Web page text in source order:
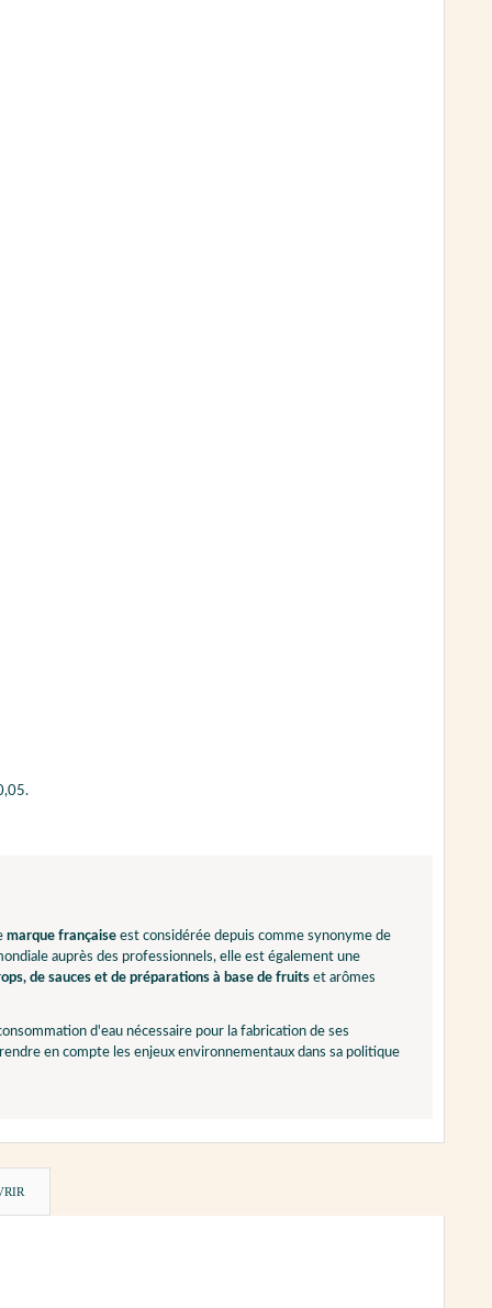
marque française est considérée depuis comme synonyme de
auprès des professionnels, elle est également une
de sauces et de préparations à base de fruits et arômes
d'eau nécessaire pour la fabrication de ses
en compte les enjeux environnementaux dans sa politique